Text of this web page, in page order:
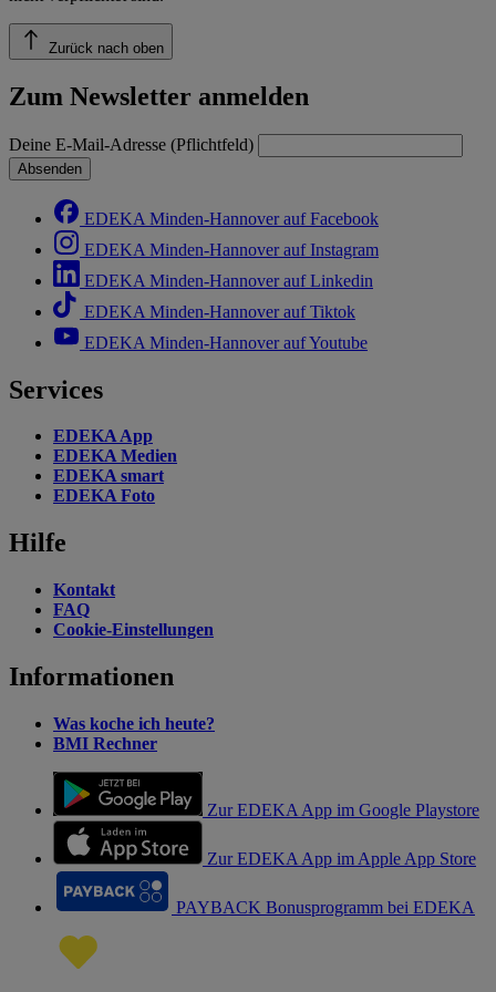
Zurück nach oben
Zum Newsletter anmelden
Deine E-Mail-Adresse (Pflichtfeld)
Absenden
EDEKA Minden-Hannover auf Facebook
EDEKA Minden-Hannover auf Instagram
EDEKA Minden-Hannover auf Linkedin
EDEKA Minden-Hannover auf Tiktok
EDEKA Minden-Hannover auf Youtube
Services
EDEKA App
EDEKA Medien
EDEKA smart
EDEKA Foto
Hilfe
Kontakt
FAQ
Cookie-Einstellungen
Informationen
Was koche ich heute?
BMI Rechner
Zur EDEKA App im Google Playstore
Zur EDEKA App im Apple App Store
PAYBACK Bonusprogramm bei EDEKA